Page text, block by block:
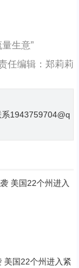
生意”
任编辑：郑莉莉
1943759704@q
美国22个州进入紧